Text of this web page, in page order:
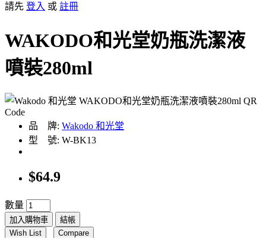
請先 登入 或 註冊
WAKODO和光堂奶瓶洗潔液
噴裝280ml
品 牌: Wakodo 和光堂
型 號: W-BK13
$64.9
數量
加入購物車
結帳
Wish List
Compare